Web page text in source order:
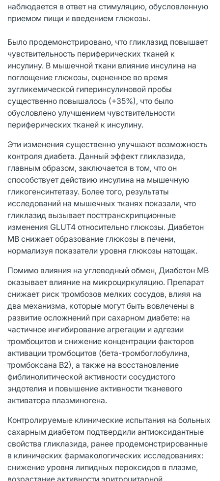
наблюдается в ответ на стимуляцию, обусловленную
приемом пищи и введением глюкозы.
Было продемонстрировано, что гликлазид повышает
чувствительность периферических тканей к
инсулину. В мышечной ткани влияние инсулина на
поглощение глюкозы, оцененное во время
эугликемической гиперинсулиновой пробы
существенно повышалось (+35%), что было
обусловлено улучшением чувствительности
периферических тканей к инсулину.
Эти изменения существенно улучшают возможность
контроля диабета. Данный эффект гликлазида,
главным образом, заключается в том, что он
способствует действию инсулина на мышечную
гликогенсинтетазу. Более того, результаты
исследований на мышечных тканях показали, что
гликлазид вызывает посттранскрипционные
изменения GLUT4 относительно глюкозы. Диабетон
MB снижает образование глюкозы в печени,
нормализуя показатели уровня глюкозы натощак.
Помимо влияния на углеводный обмен, Диабетон MB
оказывает влияние на микроциркуляцию. Препарат
снижает риск тромбозов мелких сосудов, влияя на
два механизма, которые могут быть вовлечены в
развитие осложнений при сахарном диабете: на
частичное ингибирование агрегации и адгезии
тромбоцитов и снижение концентрации факторов
активации тромбоцитов (бета-тромбоглобулина,
тромбоксана В2), а также на восстановление
фиблинолитической активности сосудистого
эндотелия и повышение активности тканевого
активатора плазминогена.
Контролируемые клинические испытания на больных
сахарным диабетом подтвердили антиоксидантные
свойства гликлазида, ранее продемонстрированные
в клинических фармакологических исследованиях:
снижение уровня липидных пероксидов в плазме,
возрастание активности эритроцитарной